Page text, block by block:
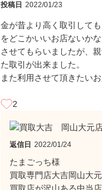
投稿日 2022/01/23
金が昔より高く取引して
をどこかいいお店ないか
させてもらいましたが、
た取引が出来ました。
また利用させて頂きたいお
2
返信日 2022/01/24
たまごっち様
買取専門店大吉岡山大